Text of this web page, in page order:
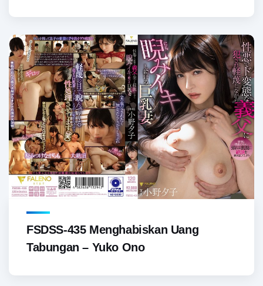
FSDSS-435 Menghabiskan Uang
Tabungan – Yuko Ono